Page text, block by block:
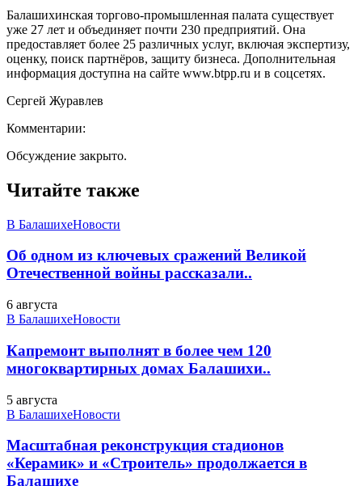
Балашихинская торгово-промышленная палата существует
уже 27 лет и объединяет почти 230 предприятий. Она
предоставляет более 25 различных услуг, включая экспертизу,
оценку, поиск партнёров, защиту бизнеса. Дополнительная
информация доступна на сайте www.btpp.ru и в соцсетях.
Сергей Журавлев
Комментарии:
Обсуждение закрыто.
Читайте также
В БалашихеНовости
Об одном из ключевых сражений Великой
Отечественной войны рассказали..
6 августа
В БалашихеНовости
Капремонт выполнят в более чем 120
многоквартирных домах Балашихи..
5 августа
В БалашихеНовости
Масштабная реконструкция стадионов
«Керамик» и «Строитель» продолжается в
Балашихе